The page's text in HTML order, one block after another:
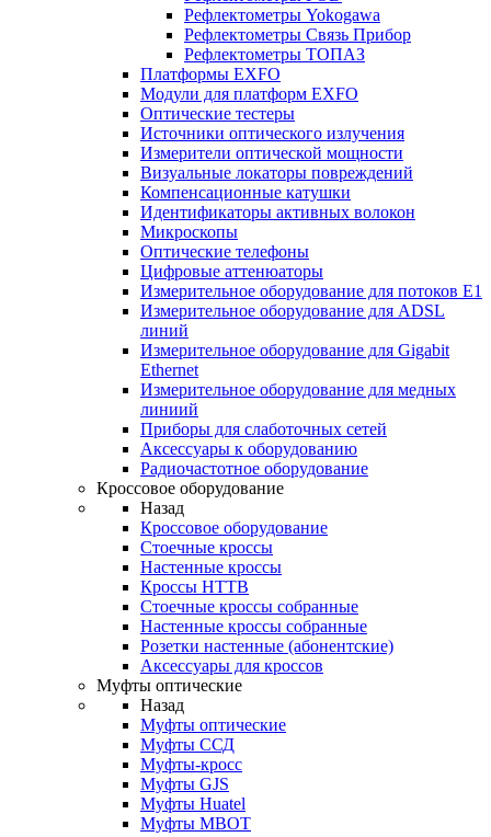
Рефлектометры Yokogawa
Рефлектометры Связь Прибор
Рефлектометры ТОПАЗ
Платформы EXFO
Модули для платформ EXFO
Оптические тестеры
Источники оптического излучения
Измерители оптической мощности
Визуальные локаторы повреждений
Компенсационные катушки
Идентификаторы активных волокон
Микроскопы
Оптические телефоны
Цифровые аттенюаторы
Измерительное оборудование для потоков Е1
Измерительное оборудование для ADSL
линий
Измерительное оборудование для Gigabit
Ethernet
Измерительное оборудование для медных
линиий
Приборы для слаботочных сетей
Аксессуары к оборудованию
Радиочастотное оборудование
Кроссовое оборудование
Назад
Кроссовое оборудование
Стоечные кроссы
Настенные кроссы
Кроссы HTTB
Стоечные кроссы собранные
Настенные кроссы собранные
Розетки настенные (абонентские)
Аксессуары для кроссов
Муфты оптические
Назад
Муфты оптические
Муфты ССД
Муфты-кросс
Муфты GJS
Муфты Huatel
Муфты МВОТ